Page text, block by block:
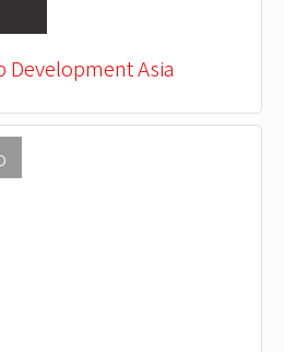
Development Asia